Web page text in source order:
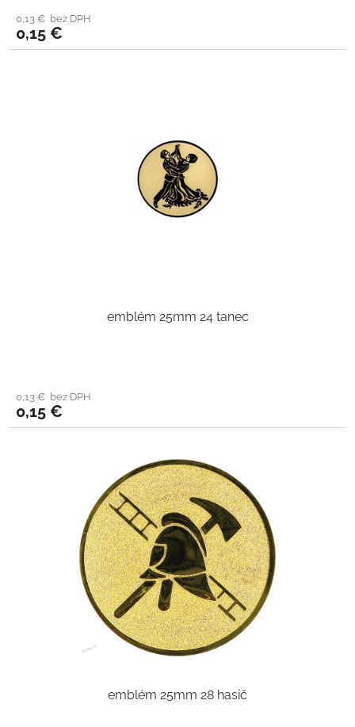
0,13 € bez DPH
0,15 €
emblém 25mm 24 tanec
0,13 € bez DPH
0,15 €
emblém 25mm 28 hasič